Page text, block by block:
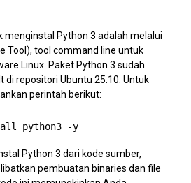
menginstal Python 3 adalah melalui
Tool), tool command line untuk
Linux. Paket Python 3 sudah
repositori Ubuntu 25.10. Untuk
perintah berikut:
python3 -y
Python 3 dari kode sumber,
pembuatan binaries dan file